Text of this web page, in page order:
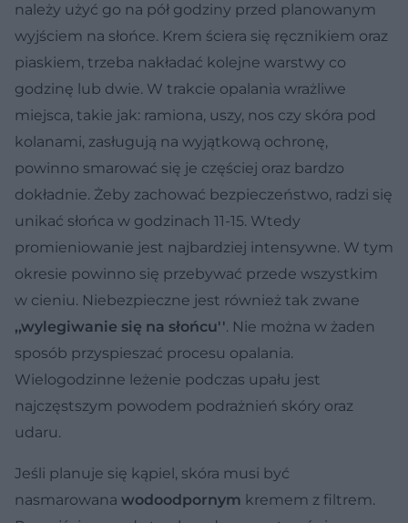
należy użyć go na pół godziny przed planowanym
wyjściem na słońce. Krem ściera się ręcznikiem oraz
piaskiem, trzeba nakładać kolejne warstwy co
godzinę lub dwie. W trakcie opalania wrażliwe
miejsca, takie jak: ramiona, uszy, nos czy skóra pod
kolanami, zasługują na wyjątkową ochronę,
powinno smarować się je częściej oraz bardzo
dokładnie. Żeby zachować bezpieczeństwo, radzi się
unikać słońca w godzinach 11-15. Wtedy
promieniowanie jest najbardziej intensywne. W tym
okresie powinno się przebywać przede wszystkim
w cieniu. Niebezpieczne jest również tak zwane
,,wylegiwanie się na słońcu''. Nie można w żaden
sposób przyspieszać procesu opalania.
Wielogodzinne leżenie podczas upału jest
najczęstszym powodem podrażnień skóry oraz
udaru.
Jeśli planuje się kąpiel, skóra musi być
nasmarowana wodoodpornym kremem z filtrem.